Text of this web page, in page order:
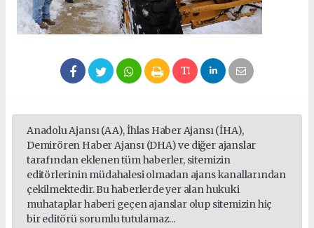
Anadolu Ajansı (AA), İhlas Haber Ajansı (İHA),
Demirören Haber Ajansı (DHA) ve diğer ajanslar
tarafından eklenen tüm haberler, sitemizin
editörlerinin müdahalesi olmadan ajans kanallarından
çekilmektedir. Bu haberlerde yer alan hukuki
muhataplar haberi geçen ajanslar olup sitemizin hiç
bir editörü sorumlu tutulamaz...